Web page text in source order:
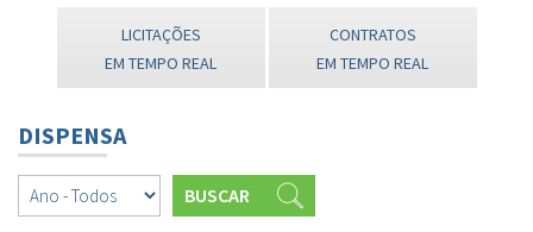
LICITAÇÕES
EM TEMPO REAL
CONTRATOS
EM TEMPO REAL
DISPENSA
BUSCAR